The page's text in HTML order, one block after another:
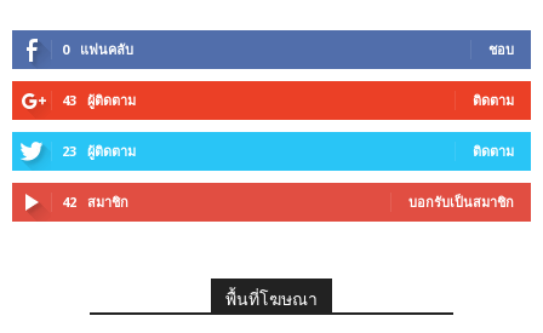
0 แฟนคลับ ชอบ
43 ผู้ติดตาม ติดตาม
23 ผู้ติดตาม ติดตาม
42 สมาชิก บอกรับเป็นสมาชิก
พื้นที่โฆษณา